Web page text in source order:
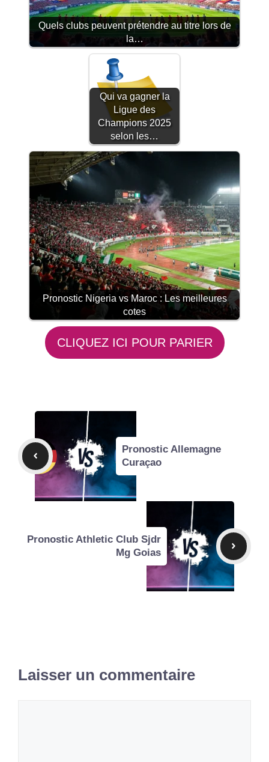
Quels clubs peuvent prétendre au titre lors de
la…
Qui va gagner la
Ligue des
Champions 2025
selon les…
Pronostic Nigeria vs Maroc : Les meilleures
cotes
CLIQUEZ ICI POUR PARIER
Pronostic Allemagne
Curaçao
Pronostic Athletic Club Sjdr
Mg Goias
Laisser un commentaire